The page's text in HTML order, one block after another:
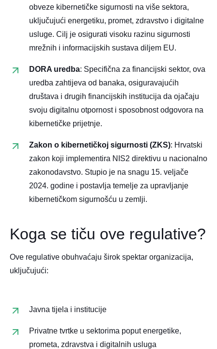
obveze kibernetičke sigurnosti na više sektora,
uključujući energetiku, promet, zdravstvo i digitalne
usluge. Cilj je osigurati visoku razinu sigurnosti
mrežnih i informacijskih sustava diljem EU.​
DORA uredba: Specifična za financijski sektor, ova
uredba zahtijeva od banaka, osiguravajućih
društava i drugih financijskih institucija da ojačaju
svoju digitalnu otpornost i sposobnost odgovora na
kibernetičke prijetnje.
Zakon o kibernetičkoj sigurnosti (ZKS): Hrvatski
zakon koji implementira NIS2 direktivu u nacionalno
zakonodavstvo. Stupio je na snagu 15. veljače
2024. godine i postavlja temelje za upravljanje
kibernetičkom sigurnošću u zemlji.
Koga se tiču ove regulative?
Ove regulative obuhvaćaju širok spektar organizacija,
uključujući:
Javna tijela i institucije
Privatne tvrtke u sektorima poput energetike,
prometa, zdravstva i digitalnih usluga